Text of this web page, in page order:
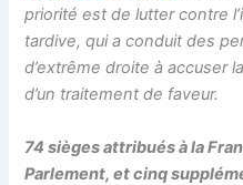
priorité est de lutter contre
tardive, qui a conduit des
d’extrême droite à accuser
d’un traitement de faveur.
74 sièges attribués à la
Parlement, et cinq